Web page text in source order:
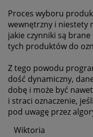
Proces wyboru
wewnętrzny i niestety
jakie czynniki są
tych produktów do
Z tego powodu
dość dynamiczny,
dobę i może być
i straci oznaczenie,
pod uwagę przez
Wiktoria